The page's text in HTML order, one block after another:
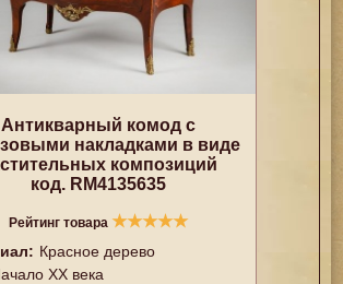
Антикварный комод с
накладками в виде
композиций
код. RM4135635
Рейтинг товара ★★★★★
Красное дерево
XX века